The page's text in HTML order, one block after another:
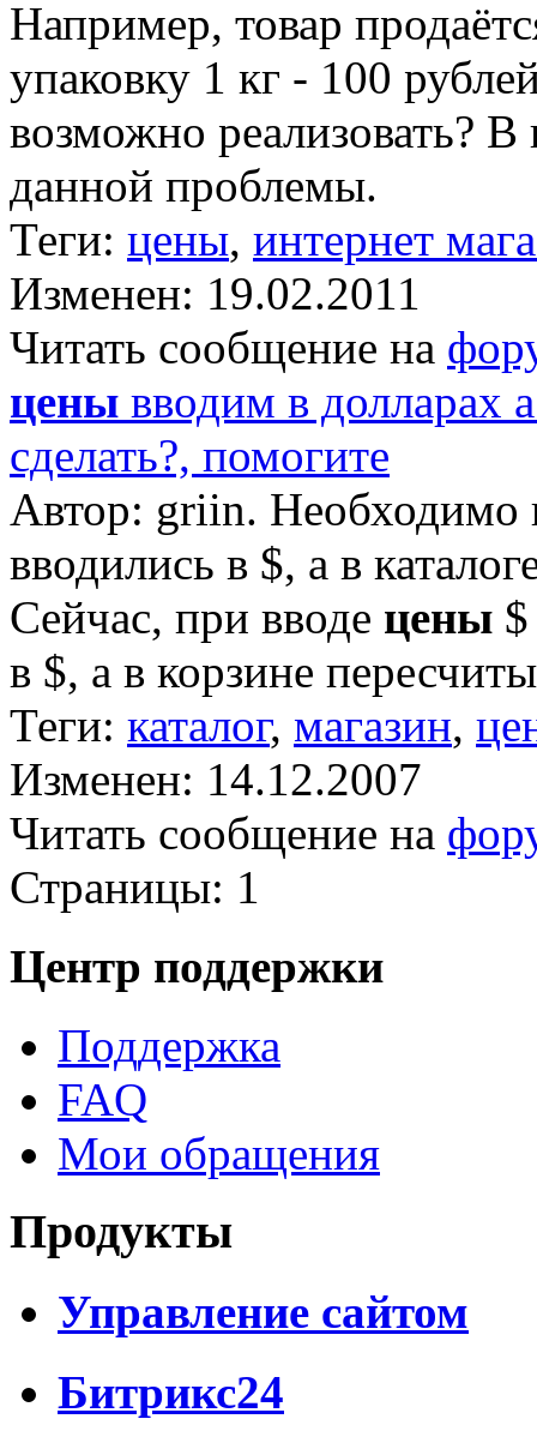
Например, товар
упаковку 1 кг - 100
возможно реализовать?
данной проблемы.
Теги: цены, интернет
Изменен: 19.02.2011
Читать сообщение на
цены вводим в долларах
сделать?, помогите
Автор: griin. Необходимо
вводились в $, а в
Сейчас, при вводе цены
в $, а в корзине
Теги: каталог, магазин,
Изменен: 14.12.2007
Читать сообщение на
Страницы: 1
Центр поддержки
Поддержка
FAQ
Мои обращения
Продукты
Управление сайтом
Битрикс24